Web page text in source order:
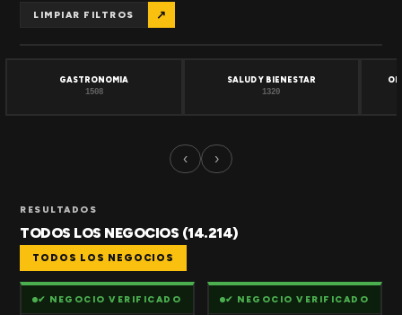
LIMPIAR FILTROS ↗
GASTRONOMIA
1508
SALUD Y BIENESTAR
1320
‹ ›
RESULTADOS
TODOS LOS NEGOCIOS (14.214)
TODOS LOS NEGOCIOS
✔ NEGOCIO VERIFICADO ✔ NEGOCIO VERIFICADO